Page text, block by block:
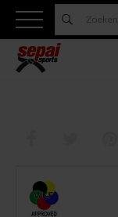
Kleding